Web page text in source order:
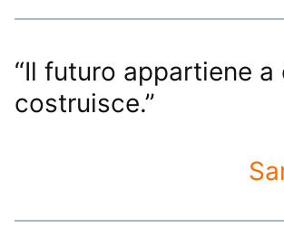
“Il futuro appartiene a
costruisce.”